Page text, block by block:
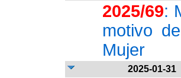
2025/69:
motivo
Mujer
2025-01-31